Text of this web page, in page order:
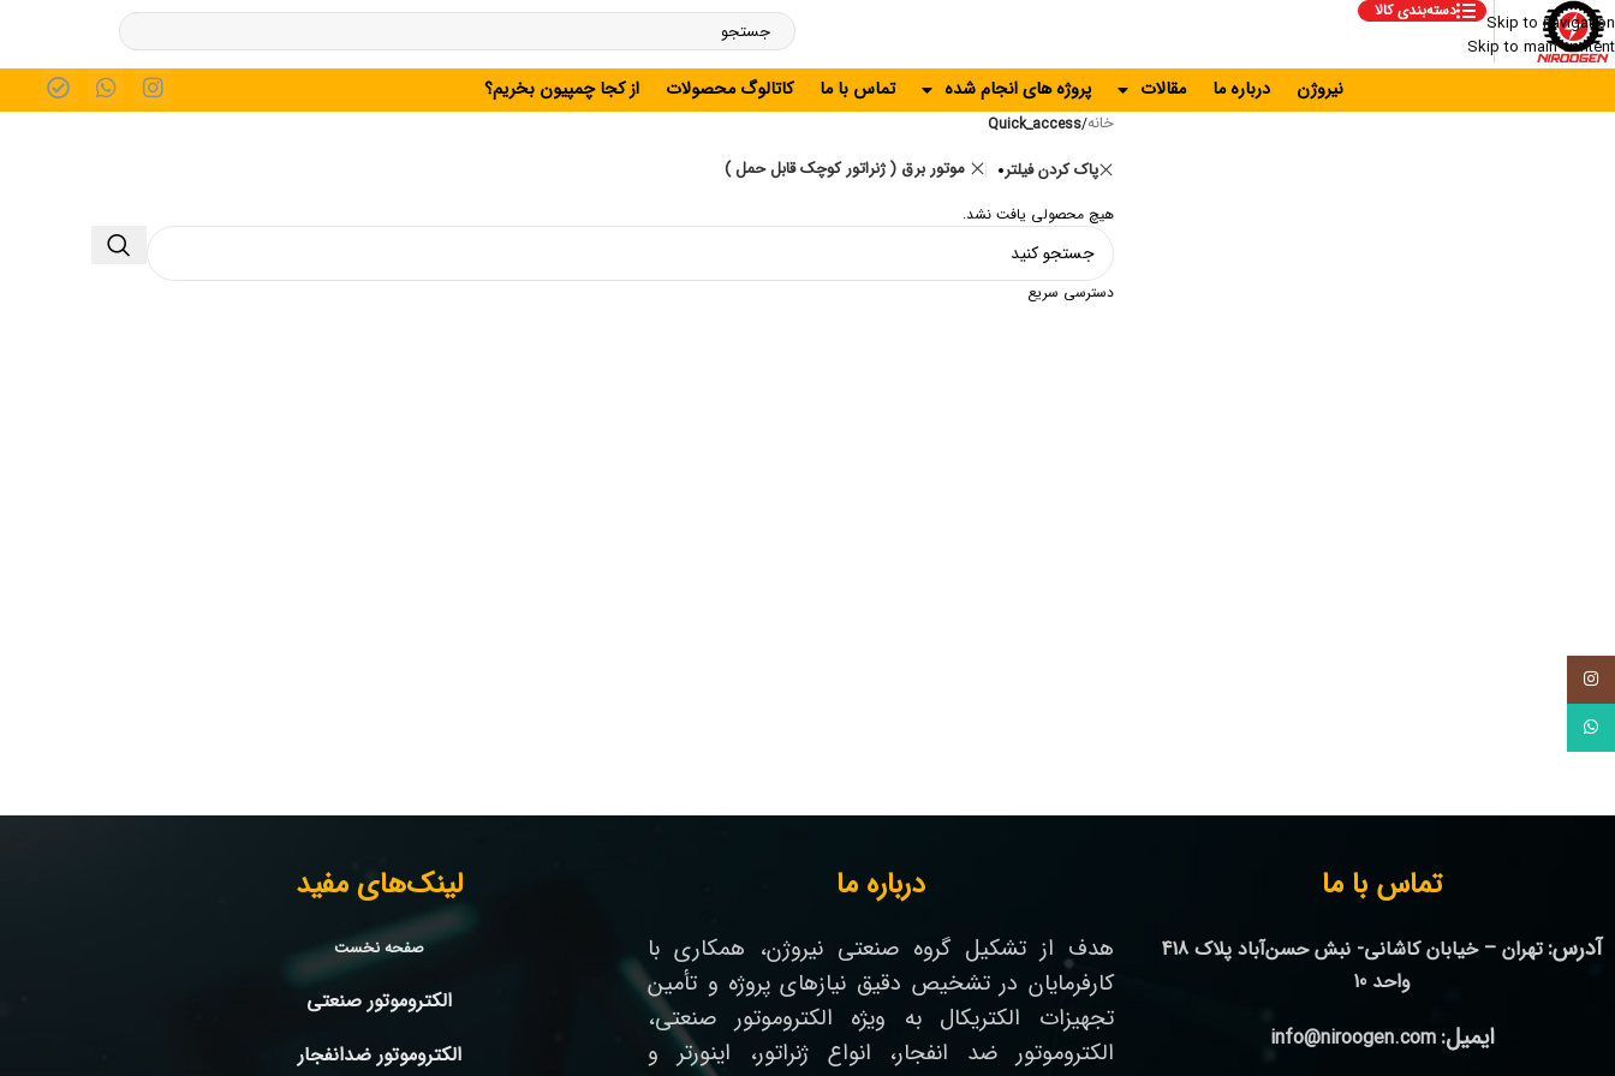
Skip to navigation
Skip to main content
دسته‌بندی کالا
نیروژن درباره ما مقالات پروژه های انجام شده تماس با ما کاتالوگ محصولات از کجا چمپیون بخریم؟
خانه/
Quick_access
پاک کردن فیلتر موتور برق ( ژنراتور کوچک قابل حمل )
هیچ محصولی یافت نشد.
دسترسی سریع
تماس با ما
آدرس:
تهران – خیابان کاشانی- نبش حسن‌آباد پلاک 418
واحد 10
ایمیل: info@niroogen.com
درباره ما
هدف از تشکیل گروه صنعتی نیروژن، همکاری با
کارفرمایان در تشخیص دقیق نیازهای پروژه و تأمین
تجهیزات الکتریکال به ویژه الکتروموتور صنعتی،
الکتروموتور ضد انفجار، انواع ژنراتور، اینورتر و
لینک‌های مفید
صفحه نخست
الکتروموتور صنعتی
الکتروموتور ضدانفجار